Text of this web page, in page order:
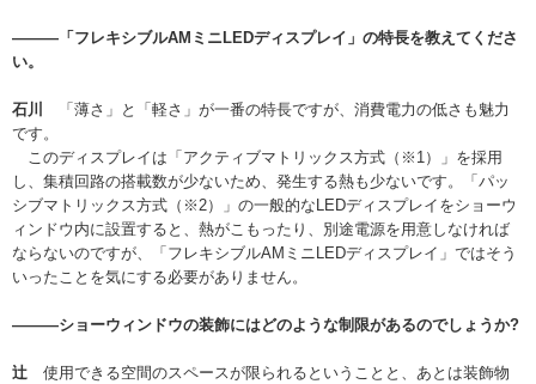
———「フレキシブルAMミニLEDディスプレイ」の特長を教えてくださ
い。
石川
「薄さ」と「軽さ」が一番の特長ですが、消費電力の低さも魅力
です。
このディスプレイは「アクティブマトリックス方式（ ※1）
」を採用
し、集積回路の搭載数が少ないため、発生する熱も少ないです。「パッ
シブマトリックス方式（ ※2）
」の一般的なLEDディスプレイをショーウ
ィンドウ内に設置すると、熱がこもったり、別途電源を用意しなければ
ならないのですが、「フレキシブルAMミニLEDディスプレイ」ではそう
いったことを気にする必要がありません。
———ショーウィンドウの装飾にはどのような制限があるのでしょうか?
辻 使用できる空間のスペースが限られるということと、あとは装飾物